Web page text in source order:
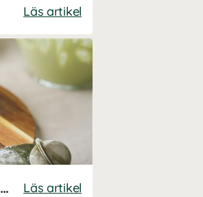
Läs artikel
Matchasemlor med pistage - recept av Stina Bondeson Läs artikel